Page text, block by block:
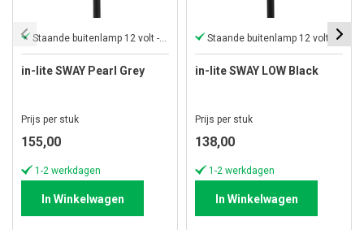
Staande buitenlamp 12 volt - ↨ 100 cm
in-lite SWAY Pearl Grey
Prijs per stuk
155,00
1-2 werkdagen
In Winkelwagen
Staande buitenlamp 12 volt - ↨ 60 cm
in-lite SWAY LOW Black
Prijs per stuk
138,00
1-2 werkdagen
In Winkelwagen